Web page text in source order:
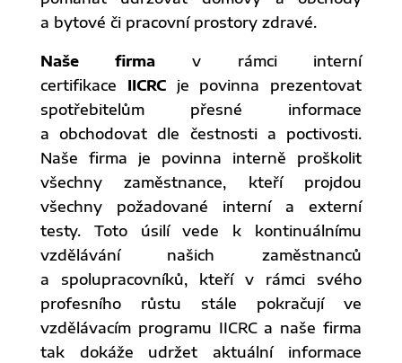
a bytové či pracovní prostory zdravé.
Naše firma v rámci interní
certifikace IICRCje povinna prezentovat
spotřebitelům přesné informace
a obchodovat dle čestnosti a poctivosti.
Naše firma je povinna interně proškolit
všechny zaměstnance, kteří projdou
všechny požadované interní a externí
testy. Toto úsilí vede k kontinuálnímu
vzdělávání našich zaměstnanců
a spolupracovníků, kteří v rámci svého
profesního růstu stále pokračují ve
vzdělávacím programu IICRC a naše firma
tak dokáže udržet aktuální informace